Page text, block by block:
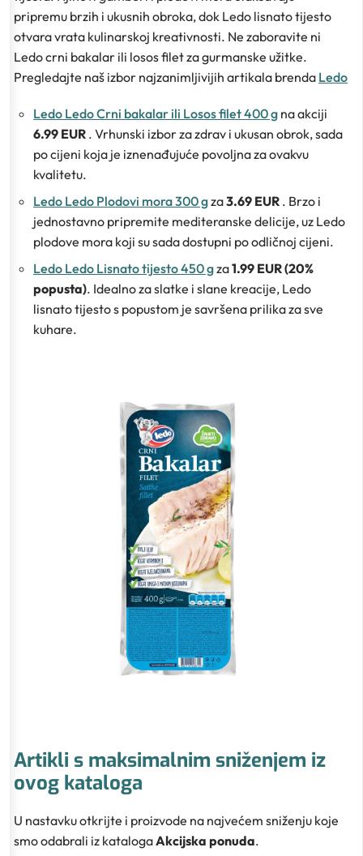
pripremu brzih i ukusnih obroka, dok Ledo lisnato tijesto
otvara vrata kulinarskoj kreativnosti. Ne zaboravite ni
Ledo crni bakalar ili losos filet za gurmanske užitke.
Pregledajte naš izbor najzanimljivijih artikala brenda Ledo
Ledo Ledo Crni bakalar ili Losos filet 400 g na akciji
6.99 EUR . Vrhunski izbor za zdrav i ukusan obrok, sada
po cijeni koja je iznenađujuće povoljna za ovakvu
kvalitetu.
Ledo Ledo Plodovi mora 300 gza3.69 EUR . Brzo i
jednostavno pripremite mediteranske delicije, uz Ledo
plodove mora koji su sada dostupni po odličnoj cijeni.
Ledo Ledo Lisnato tijesto 450 gza1.99 EUR (20%
popusta). Idealno za slatke i slane kreacije, Ledo
lisnato tijesto s popustom je savršena prilika za sve
kuhare.
Artikli s maksimalnim sniženjem iz
ovog kataloga
U nastavku otkrijte i proizvode na najvećem sniženju koje
smo odabrali iz katalogaAkcijska ponuda.